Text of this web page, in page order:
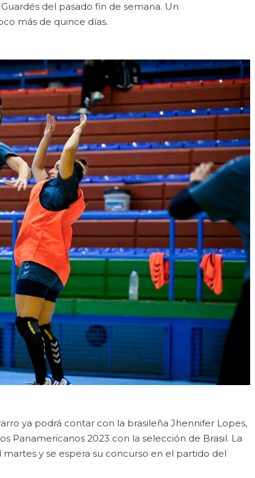
del pasado fin de semana. Un
más de quince días.
ya podrá contar con la brasileña Jhennifer Lopes,
2023 con la selección de Brasil. La
y se espera su concurso en el partido del